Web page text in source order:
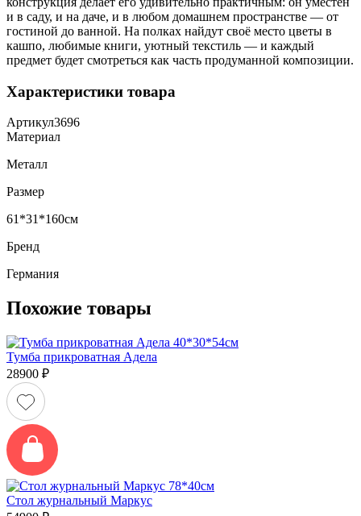
и в саду, и на даче, и в любом домашнем пространстве — от
гостиной до ванной. На полках найдут своё место цветы в
кашпо, любимые книги, уютный текстиль — и каждый
предмет будет смотреться как часть продуманной композиции.
Характеристики товара
Артикул3696
Материал
Металл
Размер
61*31*160см
Бренд
Германия
Похожие товары
Тумба прикроватная Адела
28900 ₽
Стол журнальный Маркус